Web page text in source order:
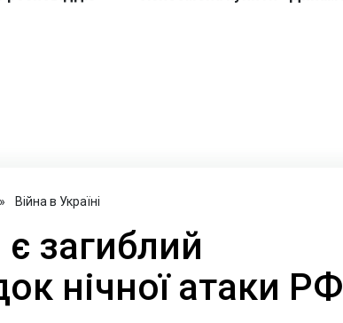
» Війна в Україні
є загиблий
нічної атаки РФ